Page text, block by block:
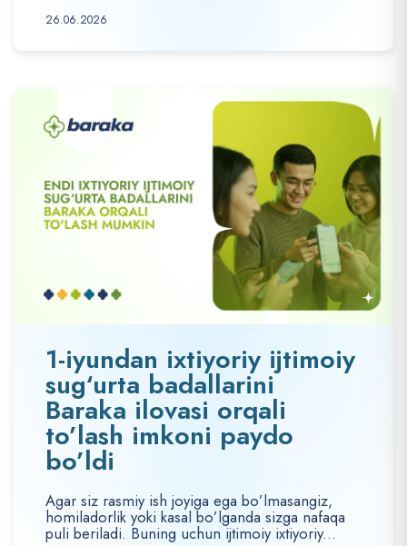
26.06.2026
1-iyundan ixtiyoriy ijtimoiy
sug‘urta badallarini
Baraka ilovasi orqali
to’lash imkoni paydo
bo’ldi
Agar siz rasmiy ish joyiga ega bo’lmasangiz,
homiladorlik yoki kasal bo’lganda sizga nafaqa
puli beriladi. Buning uchun ijtimoiy ixtiyoriy...